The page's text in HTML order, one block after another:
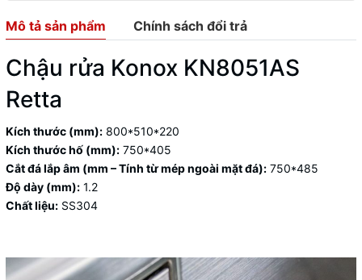
Mô tả sản phẩm Chính sách đổi trả
Chậu rửa Konox KN8051AS
Retta
Kích thước (mm): 800*510*220
Kích thước hố (mm): 750*405
Cắt đá lắp âm (mm – Tính từ mép ngoài mặt đá): 750*485
Độ dày (mm): 1.2
Chất liệu: SS304